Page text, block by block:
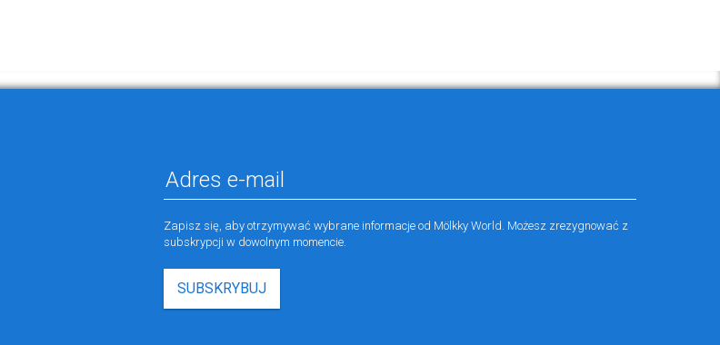
Zapisz się, aby otrzymywać wybrane informacje od Mölkky World. Możesz zrezygnować z
subskrypcji w dowolnym momencie.
SUBSKRYBUJ